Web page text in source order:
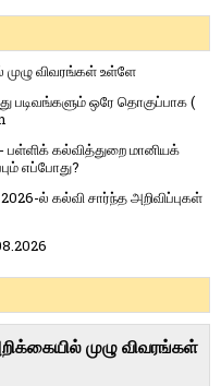
முழு விவரங்கள் உள்ளே
படிவங்களும் ஒரே தொகுப்பாக (
பள்ளிக் கல்வித்துறை மானியக்
எப்போது?
ல் கல்வி சார்ந்த அறிவிப்புகள்
முழு விவரங்கள்